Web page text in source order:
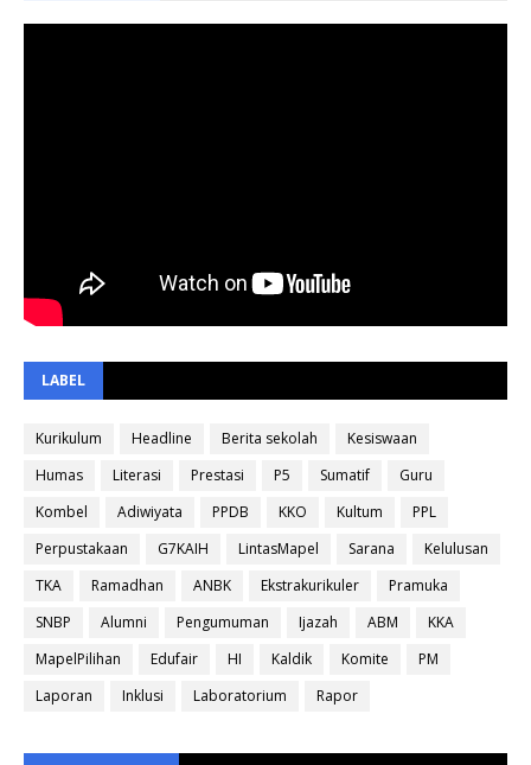
LABEL
Kurikulum Headline Berita sekolah
Kesiswaan
Humas
Literasi Prestasi P5 Sumatif
Guru
Kombel
Adiwiyata PPDB KKO Kultum
PPL
Perpustakaan
G7KAIH LintasMapel Sarana
Kelulusan
TKA
Ramadhan ANBK Ekstrakurikuler
Pramuka
SNBP
Alumni Pengumuman Ijazah ABM
KKA
MapelPilihan
Edufair HI Kaldik Komite
PM
Laporan
Inklusi Laboratorium Rapor